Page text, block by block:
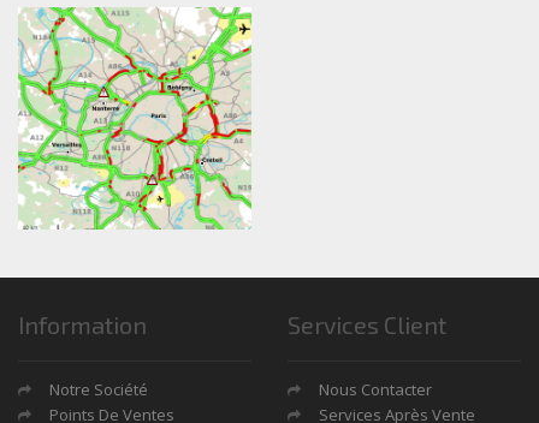
Information
Notre Société
Points De Ventes
Services Client
Nous Contacter
Services Après Vente